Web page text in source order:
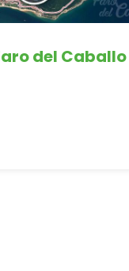
del Caballo